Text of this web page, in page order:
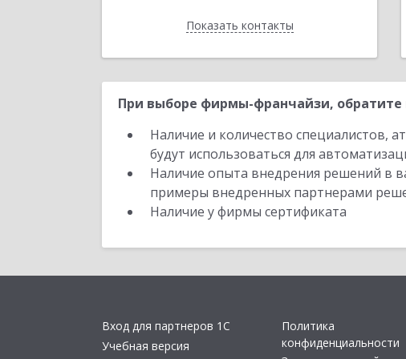
Показать контакты
Назад
При выборе фирмы-франчайзи, обратите
Наличие и количество специалистов,
будут использоваться для
Наличие опыта внедрения решений в
примеры внедренных партнерами
Наличие у фирмы сертификата
Вход для партнеров 1С
Учебная версия
Политика
конфиденциальности